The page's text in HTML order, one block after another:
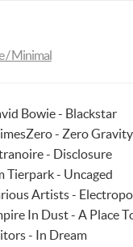
/ Minimal
Bowie - Blackstar
- Zero Gravity
- Disclosure
Tierpark - Uncaged
Artists -
In Dust - A Place
- In Dream